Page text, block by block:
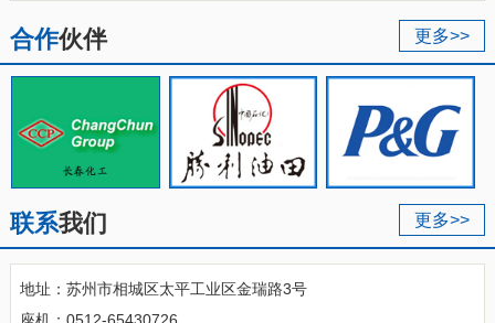
更多>>
合作伙伴
更多>>
联系我们
地址：苏州市相城区太平工业区金瑞路3号